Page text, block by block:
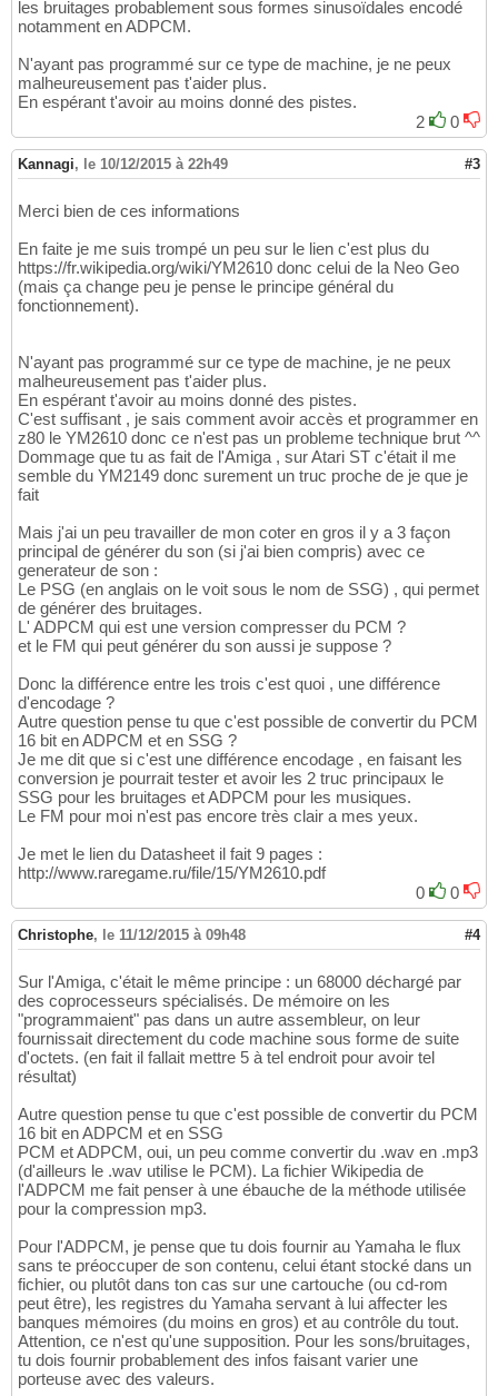
les bruitages probablement sous formes sinusoïdales encodé
notamment en ADPCM.
N'ayant pas programmé sur ce type de machine, je ne peux
malheureusement pas t'aider plus.
En espérant t'avoir au moins donné des pistes.
2
0
Kannagi, le 10/12/2015 à 22h49 #3
Merci bien de ces informations
En faite je me suis trompé un peu sur le lien c'est plus du
https://fr.wikipedia.org/wiki/YM2610 donc celui de la Neo Geo
(mais ça change peu je pense le principe général du
fonctionnement).
N'ayant pas programmé sur ce type de machine, je ne peux
malheureusement pas t'aider plus.
En espérant t'avoir au moins donné des pistes.
C'est suffisant , je sais comment avoir accès et programmer en
z80 le YM2610 donc ce n'est pas un probleme technique brut ^^
Dommage que tu as fait de l'Amiga , sur Atari ST c'était il me
semble du YM2149 donc surement un truc proche de je que je
fait
Mais j'ai un peu travailler de mon coter en gros il y a 3 façon
principal de générer du son (si j'ai bien compris) avec ce
generateur de son :
Le PSG (en anglais on le voit sous le nom de SSG) , qui permet
de générer des bruitages.
L' ADPCM qui est une version compresser du PCM ?
et le FM qui peut générer du son aussi je suppose ?
Donc la différence entre les trois c'est quoi , une différence
d'encodage ?
Autre question pense tu que c'est possible de convertir du PCM
16 bit en ADPCM et en SSG ?
Je me dit que si c'est une différence encodage , en faisant les
conversion je pourrait tester et avoir les 2 truc principaux le
SSG pour les bruitages et ADPCM pour les musiques.
Le FM pour moi n'est pas encore très clair a mes yeux.
Je met le lien du Datasheet il fait 9 pages :
http://www.raregame.ru/file/15/YM2610.pdf
0
0
Christophe, le 11/12/2015 à 09h48 #4
Sur l'Amiga, c'était le même principe : un 68000 déchargé par
des coprocesseurs spécialisés. De mémoire on les
"programmaient" pas dans un autre assembleur, on leur
fournissait directement du code machine sous forme de suite
d'octets. (en fait il fallait mettre 5 à tel endroit pour avoir tel
résultat)
Autre question pense tu que c'est possible de convertir du PCM
16 bit en ADPCM et en SSG
PCM et ADPCM, oui, un peu comme convertir du .wav en .mp3
(d'ailleurs le .wav utilise le PCM). La fichier Wikipedia de
l'ADPCM me fait penser à une ébauche de la méthode utilisée
pour la compression mp3.
Pour l'ADPCM, je pense que tu dois fournir au Yamaha le flux
sans te préoccuper de son contenu, celui étant stocké dans un
fichier, ou plutôt dans ton cas sur une cartouche (ou cd-rom
peut être), les registres du Yamaha servant à lui affecter les
banques mémoires (du moins en gros) et au contrôle du tout.
Attention, ce n'est qu'une supposition. Pour les sons/bruitages,
tu dois fournir probablement des infos faisant varier une
porteuse avec des valeurs.